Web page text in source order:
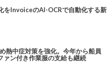
をInvoiceのAI-OCRで自動化する新
熱中症対策を強化。今年から船員
ァン付き作業服の支給も継続